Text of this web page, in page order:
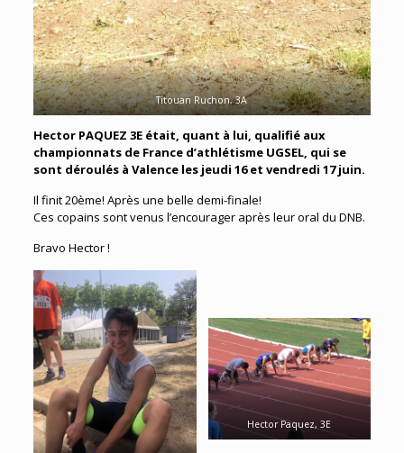
Titouan Ruchon, 3A
Hector PAQUEZ 3E était, quant à lui, qualifié aux
championnats de France d’athlétisme UGSEL, qui se
sont déroulés à Valence les jeudi 16 et vendredi 17 juin.
Il finit 20ème! Après une belle demi-finale!
Ces copains sont venus l’encourager après leur oral du DNB.
Bravo Hector !
Hector Paquez, 3E